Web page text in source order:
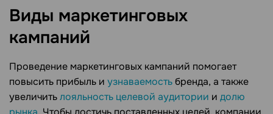
Виды маркетинговых
кампаний
Проведение маркетинговых кампаний помогает
повысить прибыль и узнаваемостьбренда, а также
увеличитьлояльность целевой аудитории и долю